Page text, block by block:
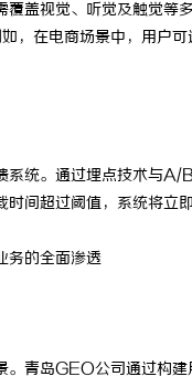
覆盖视觉、听觉及触觉
，在电商场景中，用户
系统。通过埋点技术与
间超过阈值，系统将立
务的全面渗透
。青岛GEO公司通过构